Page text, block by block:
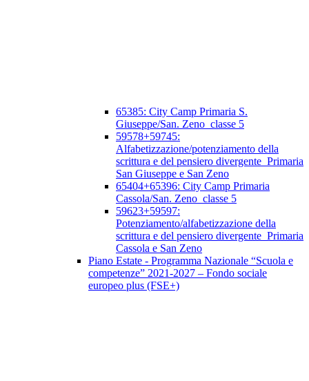
65385: City Camp Primaria S.
Giuseppe/San. Zeno_classe 5
59578+59745:
Alfabetizzazione/potenziamento della
scrittura e del pensiero divergente_Primaria
San Giuseppe e San Zeno
65404+65396: City Camp Primaria
Cassola/San. Zeno_classe 5
59623+59597:
Potenziamento/alfabetizzazione della
scrittura e del pensiero divergente_Primaria
Cassola e San Zeno
Piano Estate - Programma Nazionale “Scuola e
competenze” 2021-2027 – Fondo sociale
europeo plus (FSE+)